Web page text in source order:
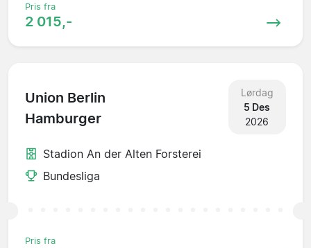
Pris fra
2 015,-
Union Berlin
Hamburger
Lørdag
5 Des
2026
Stadion An der Alten Forsterei
Bundesliga
Pris fra